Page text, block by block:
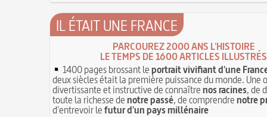
IL ÉTAIT UNE FRANCE
PARCOUREZ 2000 ANS L'HISTOIRE
LE TEMPS DE 1600 ARTICLES ILLUSTRÉS
1400 pages brossant leportrait vivifiant d'une
deux siècles était la première puissance du monde. Une
divertissante et instructive de connaîtrenos racines, de
toute la richesse denotre passé, de comprendrenotre
d'entrevoir lefutur d'un pays millénaire